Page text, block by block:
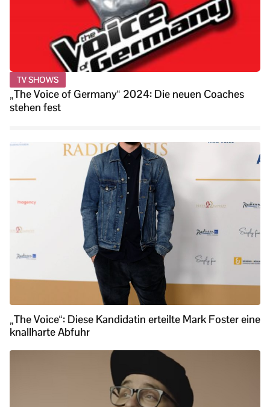
TV SHOWS
„The Voice of Germany“ 2024: Die neuen Coaches
stehen fest
„The Voice“: Diese Kandidatin erteilte Mark Foster eine
knallharte Abfuhr